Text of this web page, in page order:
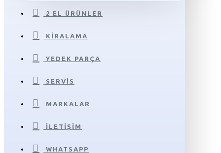
2 EL ÜRÜNLER
KIRALAMA
YEDEK PARÇA
SERVIS
MARKALAR
İLETIŞIM
WHATSAPP